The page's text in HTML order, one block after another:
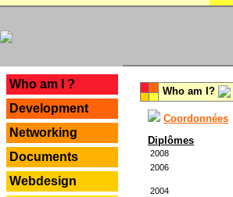
Who am I ?
Development
Networking
Documents
Webdesign
Who am I?
Coordonnées
Diplômes
2008
2006
2004